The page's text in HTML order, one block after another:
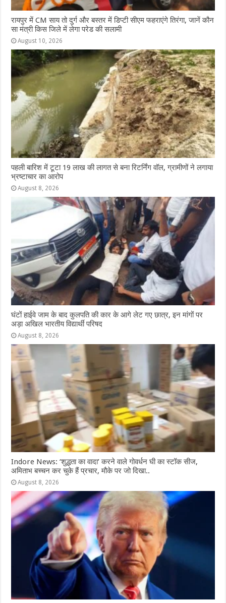
रायपुर में CM साय तो दुर्ग और बस्तर में डिप्टी सीएम फहराएंगे तिरंगा, जानें कौन
सा मंत्री किस जिले में लेगा परेड की सलामी
August 10, 2026
पहली बारिश में टूटा 19 लाख की लागत से बना रिटर्निंग वॉल, ग्रामीणों ने लगाया
भ्रष्टाचार का आरोप
August 8, 2026
घंटों हाईवे जाम के बाद कुलपति की कार के आगे लेट गए छात्र, इन मांगों पर
अड़ा अखिल भारतीय विद्यार्थी परिषद
August 8, 2026
Indore News: ‘शुद्धता का वादा’ करने वाले गोवर्धन घी का स्टॉक सीज,
अमिताभ बच्चन कर चुके हैं प्रचार, मौके पर जो दिखा..
August 8, 2026